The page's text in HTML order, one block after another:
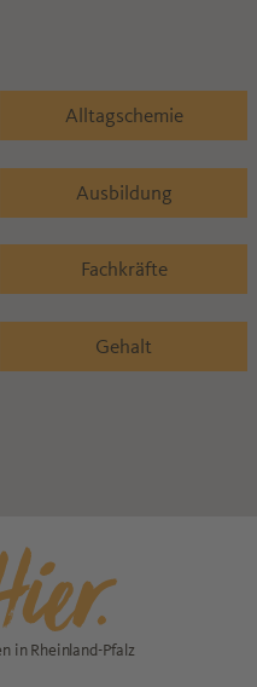
Alltagschemie
Ausbildung
Fachkräfte
Gehalt
in Rheinland-Pfalz